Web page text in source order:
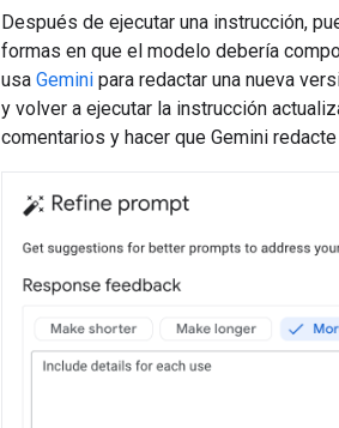
Después de ejecutar una instrucción,
formas en que el modelo debería
usa Gemini para redactar una nueva
y volver a ejecutar la instrucción
comentarios y hacer que Gemini